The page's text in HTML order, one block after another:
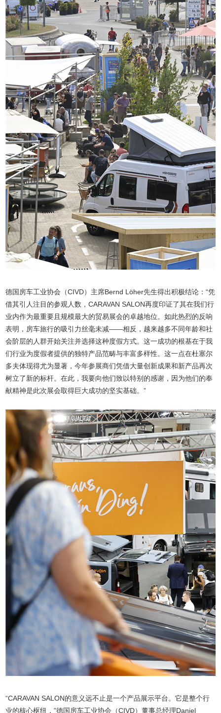
德国房车工业协会（CIVD）主席Bernd Löher先生得出积极结论：“凭
借其引人注目的参观人数，CARAVAN SALON再度印证了其在我们行
业内作为最重要且规模最大的贸易展会的卓越地位。如此热烈的反响
表明，房车旅行的吸引力丝毫未减——相反，越来越多不同年龄和社
会阶层的人群开始关注并选择这种度假方式。这一成功的根基在于我
们行业为度假者提供的独特产品范畴与丰富多样性。这一点在杜塞尔
多夫体现得尤为显著，今年参展商们凭借大量创新成果和新产品再次
树立了新的标杆。在此，我要向他们致以特别的感谢，因为他们的奉
献精神是此次展会取得巨大成功的坚实基础。”
“CARAVAN SALON的意义远不止是一个产品展示平台。它是整个行
业的核心枢纽，”德国房车工业协会（CIVD）董事总经理Daniel